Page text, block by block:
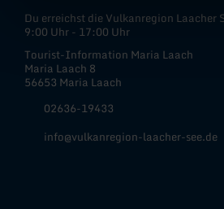
Du erreichst die Vulkanregion Laacher
9:00 Uhr - 17:00 Uhr
Tourist-Information Maria Laach
Maria Laach 8
56653 Maria Laach
02636-19433
info@vulkanregion-laacher-see.de